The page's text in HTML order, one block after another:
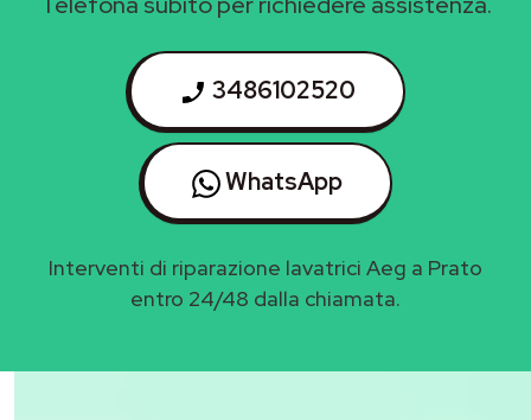
3486102520
WhatsApp
Interventi di riparazione lavatrici Aeg a Prato
entro 24/48 dalla chiamata.